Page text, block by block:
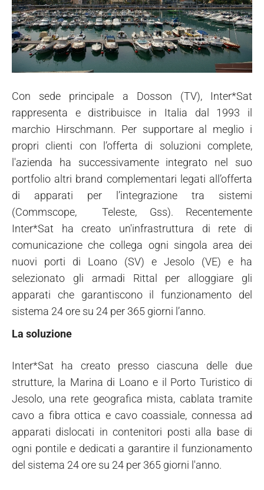
Con sede principale a Dosson (TV), Inter*Sat
rappresenta e distribuisce in Italia dal 1993 il
marchio Hirschmann. Per supportare al meglio i
propri clienti con l’offerta di soluzioni complete,
l'azienda ha successivamente integrato nel suo
portfolio altri brand complementari legati all’offerta
di apparati per l’integrazione tra sistemi
(Commscope, Teleste, Gss). Recentemente
Inter*Sat ha creato un'infrastruttura di rete di
comunicazione che collega ogni singola area dei
nuovi porti di Loano (SV) e Jesolo (VE) e ha
selezionato gli armadi Rittal per alloggiare gli
apparati che garantiscono il funzionamento del
sistema 24 ore su 24 per 365 giorni l’anno.
La soluzione
Inter*Sat ha creato presso ciascuna delle due
strutture, la Marina di Loano e il Porto Turistico di
Jesolo, una rete geografica mista, cablata tramite
cavo a fibra ottica e cavo coassiale, connessa ad
apparati dislocati in contenitori posti alla base di
ogni pontile e dedicati a garantire il funzionamento
del sistema 24 ore su 24 per 365 giorni l'anno.